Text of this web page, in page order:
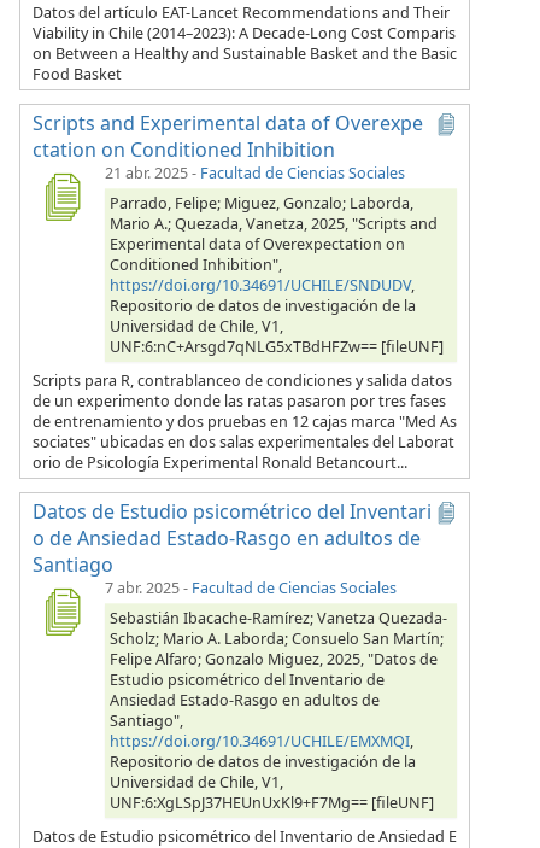
Datos del artículo EAT-Lancet Recommendations and Their
Viability in Chile (2014–2023): A Decade-Long Cost Comparis
on Between a Healthy and Sustainable Basket and the Basic
Food Basket
Scripts and Experimental data of Overexpe
ctation on Conditioned Inhibition
21 abr. 2025- Facultad de Ciencias Sociales
Parrado, Felipe; Miguez, Gonzalo; Laborda,
Mario A.; Quezada, Vanetza, 2025, "Scripts and
Experimental data of Overexpectation on
Conditioned Inhibition",
https://doi.org/10.34691/UCHILE/SNDUDV,
Repositorio de datos de investigación de la
Universidad de Chile, V1,
UNF:6:nC+Arsgd7qNLG5xTBdHFZw== [fileUNF]
Scripts para R, contrablanceo de condiciones y salida datos
de un experimento donde las ratas pasaron por tres fases
de entrenamiento y dos pruebas en 12 cajas marca "Med As
sociates" ubicadas en dos salas experimentales del Laborat
orio de Psicología Experimental Ronald Betancourt...
Datos de Estudio psicométrico del Inventari
o de Ansiedad Estado-Rasgo en adultos de
Santiago
7 abr. 2025- Facultad de Ciencias Sociales
Sebastián Ibacache-Ramírez; Vanetza Quezada-
Scholz; Mario A. Laborda; Consuelo San Martín;
Felipe Alfaro; Gonzalo Miguez, 2025, "Datos de
Estudio psicométrico del Inventario de
Ansiedad Estado-Rasgo en adultos de
Santiago",
https://doi.org/10.34691/UCHILE/EMXMQI,
Repositorio de datos de investigación de la
Universidad de Chile, V1,
UNF:6:XgLSpJ37HEUnUxKl9+F7Mg== [fileUNF]
Datos de Estudio psicométrico del Inventario de Ansiedad E